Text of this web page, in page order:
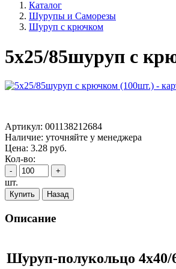
Каталог
Шурупы и Саморезы
Шуруп с крючком
5х25/85шуруп с
Артикул: 001138212684
Наличие: уточняйте у менеджера
Цена: 3.28 руб.
Кол-во:
- +
шт.
Купить Назад
Описание
Шуруп-полукольцо 4х40/